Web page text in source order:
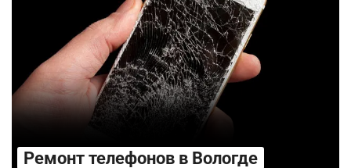
Ремонт телефонов в Вологде